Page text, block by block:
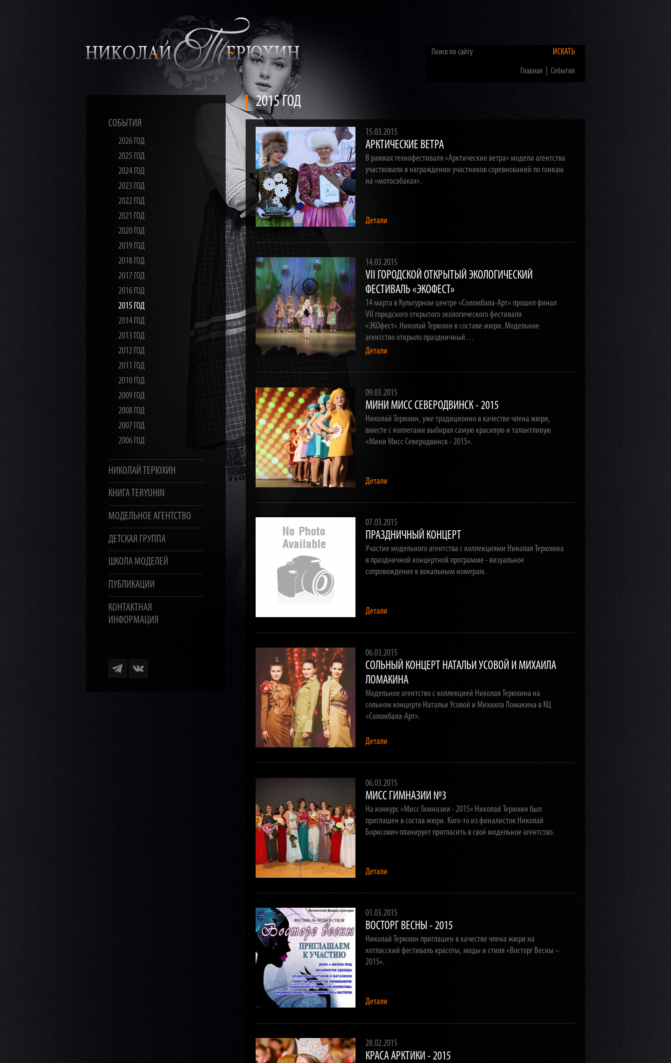
ИСКАТЬ
Главная События
СОБЫТИЯ
2026 ГОД
2025 ГОД
2024 ГОД
2023 ГОД
2022 ГОД
2021 ГОД
2020 ГОД
2019 ГОД
2018 ГОД
2017 ГОД
2016 ГОД
2015 ГОД
2014 ГОД
2013 ГОД
2012 ГОД
2011 ГОД
2010 ГОД
2009 ГОД
2008 ГОД
2007 ГОД
2006 ГОД
НИКОЛАЙ ТЕРЮХИН
КНИГА TERYUHIN
МОДЕЛЬНОЕ АГЕНТСТВО
ДЕТСКАЯ ГРУППА
ШКОЛА МОДЕЛЕЙ
ПУБЛИКАЦИИ
КОНТАКТНАЯ
ИНФОРМАЦИЯ
2015 ГОД
15.03.2015
АРКТИЧЕСКИЕ ВЕТРА
В рамках технофестиваля «Арктические ветра» модели агентства
участвовали в награждении участников соревнований по гонкам
на «мотособаках».
Детали
14.03.2015
VII ГОРОДСКОЙ ОТКРЫТЫЙ ЭКОЛОГИЧЕСКИЙ
ФЕСТИВАЛЬ «ЭКОФЕСТ»
14 марта в Культурном центре «Соломбала-Арт» прошел финал
VII городского открытого экологического фестиваля
«ЭКОфест».Николай Терюхин в составе жюри. Модельное
агентство открыло праздничный…
Детали
09.03.2015
МИНИ МИСС СЕВЕРОДВИНСК - 2015
Николай Терюхин, уже традиционно в качестве члена жюри,
вместе с коллегами выбирал самую красивую и талантливую
«Мини Мисс Северодвинск - 2015».
Детали
07.03.2015
ПРАЗДНИЧНЫЙ КОНЦЕРТ
Участие модельного агентства с коллекциями Николая Терюхина
в праздничной концертной программе - визуальное
сопровождение к вокальным номерам.
Детали
06.03.2015
CОЛЬНЫЙ КОНЦЕРТ НАТАЛЬИ УСОВОЙ И МИХАИЛА
ЛОМАКИНА
Модельное агентство с коллекцией Николая Терюхина на
сольном концерте Натальи Усовой и Михаила Ломакина в КЦ
«Соломбала-Арт».
Детали
06.03.2015
МИСС ГИМНАЗИИ №3
На конкурс «Мисс Гимназии - 2015» Николай Терюхин был
приглашен в состав жюри. Кого-то из финалисток Николай
Борисович планирует пригласить в своё модельное агентство.
Детали
01.03.2015
ВОСТОРГ ВЕСНЫ - 2015
Николай Терюхин приглашен в качестве члена жюри на
котласский фестиваль красоты, моды и стиля «Восторг Весны –
2015».
Детали
28.02.2015
КРАСА АРКТИКИ - 2015